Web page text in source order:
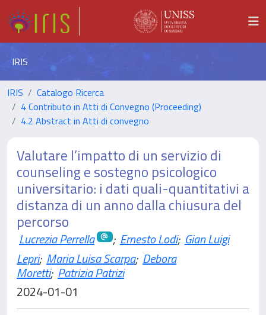
IRIS
IRIS
Catalogo Ricerca
4 Contributo in Atti di Convegno (Proceeding)
4.2 Abstract in Atti di convegno
Valutare l’impatto di un servizio di
counseling e sostegno psicologico
universitario: i dati quali-quantitativi a
distanza di un anno dalla chiusura del
percorso
Lucrezia Perrella ; Ernesto Lodi; Gian Luigi
Lepri; Maria Luisa Scarpa; Debora
Moretti; Patrizia Patrizi
2024-01-01